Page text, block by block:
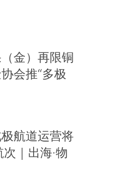
（金）再限铜
会推“多极
航道运营将
｜出海·物